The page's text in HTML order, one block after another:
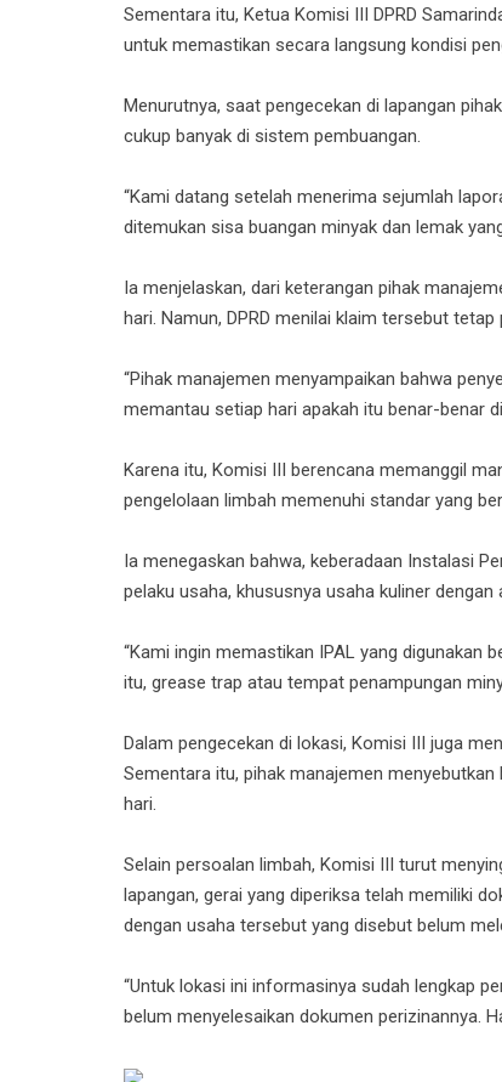
Sementara itu, Ketua Komisi III DPRD
untuk memastikan secara langsung kondisi
Menurutnya, saat pengecekan di lapangan
cukup banyak di sistem pembuangan.
“Kami datang setelah menerima sejumlah
ditemukan sisa buangan minyak dan lemak
Ia menjelaskan, dari keterangan pihak
hari. Namun, DPRD menilai klaim tersebut
“Pihak manajemen menyampaikan bahwa
memantau setiap hari apakah itu benar-benar
Karena itu, Komisi III berencana memanggil
pengelolaan limbah memenuhi standar yang
Ia menegaskan bahwa, keberadaan Instalasi
pelaku usaha, khususnya usaha kuliner
“Kami ingin memastikan IPAL yang digunakan
itu, grease trap atau tempat penampungan
Dalam pengecekan di lokasi, Komisi III juga
Sementara itu, pihak manajemen
hari.
Selain persoalan limbah, Komisi III turut
lapangan, gerai yang diperiksa telah memiliki
dengan usaha tersebut yang disebut belum
“Untuk lokasi ini informasinya sudah lengkap
belum menyelesaikan dokumen perizinannya.